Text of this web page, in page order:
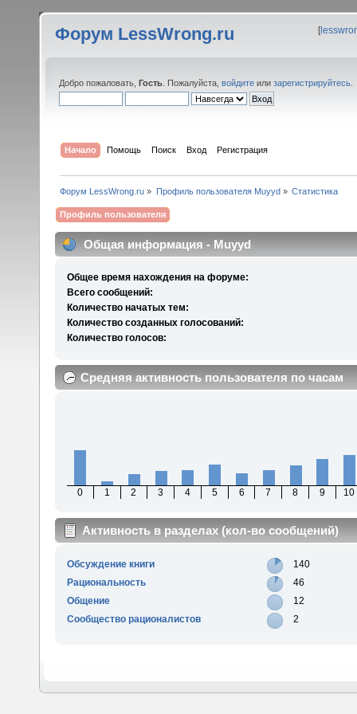
Форум LessWrong.ru [
Добро пожаловать, Гость . Пожалуйста, войдите или зарегистрируйтесь
Начало Помощь Поиск Вход Регистрация
Форум LessWrong.ru » Профиль пользователя Muyyd» Статистика
Профиль пользователя
Общая информация - Muyyd
Общее время нахождения на форуме:
Всего сообщений:
Количество начатых тем:
Количество созданных голосований:
Количество голосов:
Средняя активность пользователя по часам
0 1 2 3 4 5 6 7 8 9 10
Активность в разделах (кол-во сообщений)
Обсуждение книги
140
Рациональность
46
Общение
12
Сообщество рационалистов
2